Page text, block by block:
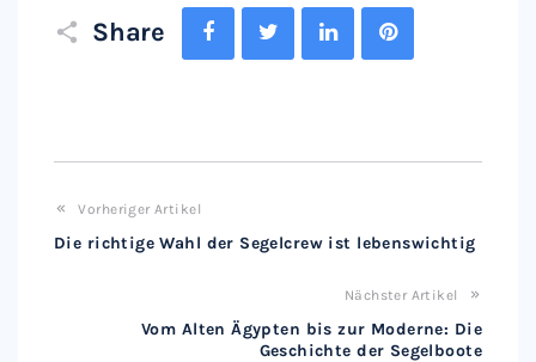
Share
FacebookTwitter LinkedIn
Vorheriger Artikel
Die richtige Wahl der Segelcrew ist lebenswichtig
Nächster Artikel
Vom Alten Ägypten bis zur Moderne: Die
Geschichte der Segelboote